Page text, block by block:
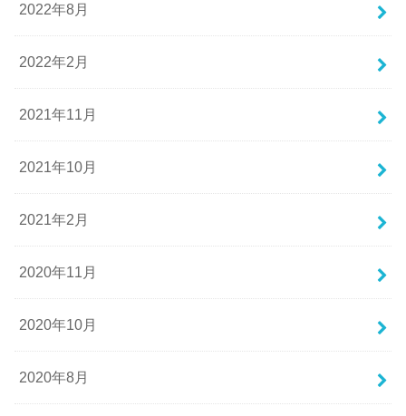
2022年8月
2022年2月
2021年11月
2021年10月
2021年2月
2020年11月
2020年10月
2020年8月